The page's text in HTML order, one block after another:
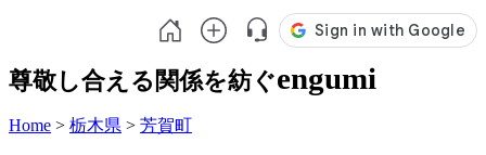
尊敬し合える関係を紡ぐengumi
Home > 栃木県 > 芳賀町